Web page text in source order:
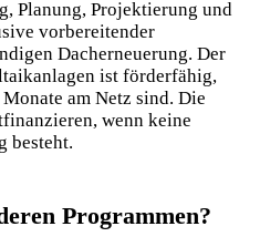
Planung, Projektierung und
vorbereitender
Dacherneuerung. Der
ist förderfähig,
am Netz sind. Die
wenn keine
besteht.
Programmen?